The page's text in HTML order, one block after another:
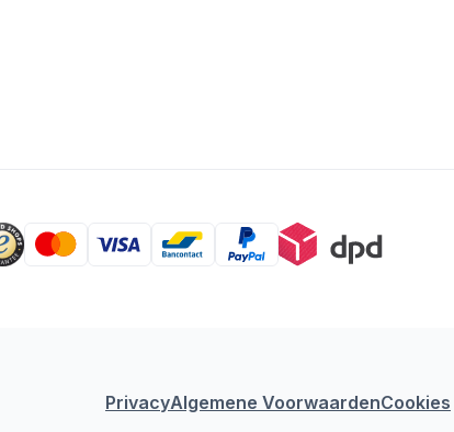
PrivacyAlgemene VoorwaardenCookies